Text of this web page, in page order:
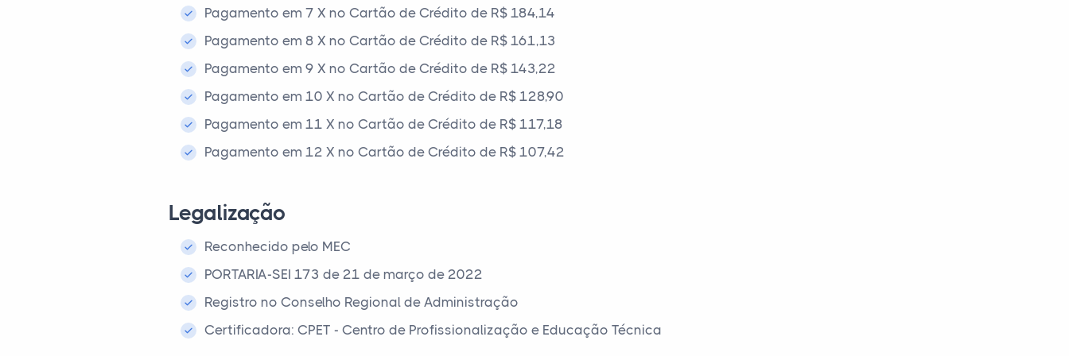
Pagamento em 7 X no Cartão de Crédito de R$ 184,14
Pagamento em 8 X no Cartão de Crédito de R$ 161,13
Pagamento em 9 X no Cartão de Crédito de R$ 143,22
Pagamento em 10 X no Cartão de Crédito de R$ 128,90
Pagamento em 11 X no Cartão de Crédito de R$ 117,18
Pagamento em 12 X no Cartão de Crédito de R$ 107,42
Legalização
Reconhecido pelo MEC
PORTARIA-SEI 173 de 21 de março de 2022
Registro no Conselho Regional de Administração
Certificadora: CPET - Centro de Profissionalização e Educação Técnica